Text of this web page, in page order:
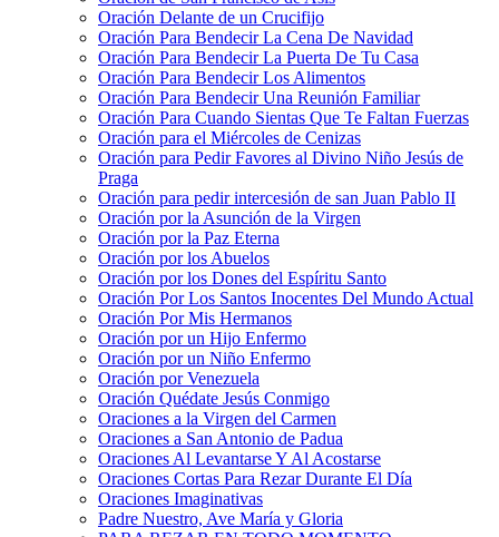
Oración Delante de un Crucifijo
Oración Para Bendecir La Cena De Navidad
Oración Para Bendecir La Puerta De Tu Casa
Oración Para Bendecir Los Alimentos
Oración Para Bendecir Una Reunión Familiar
Oración Para Cuando Sientas Que Te Faltan Fuerzas
Oración para el Miércoles de Cenizas
Oración para Pedir Favores al Divino Niño Jesús de
Praga
Oración para pedir intercesión de san Juan Pablo II
Oración por la Asunción de la Virgen
Oración por la Paz Eterna
Oración por los Abuelos
Oración por los Dones del Espíritu Santo
Oración Por Los Santos Inocentes Del Mundo Actual
Oración Por Mis Hermanos
Oración por un Hijo Enfermo
Oración por un Niño Enfermo
Oración por Venezuela
Oración Quédate Jesús Conmigo
Oraciones a la Virgen del Carmen
Oraciones a San Antonio de Padua
Oraciones Al Levantarse Y Al Acostarse
Oraciones Cortas Para Rezar Durante El Día
Oraciones Imaginativas
Padre Nuestro, Ave María y Gloria